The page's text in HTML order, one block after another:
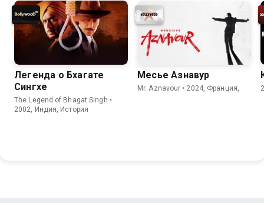
Легенда о Бхагате
Сингхе
The Legend of Bhagat Singh •
2002, Индия, История
Месье Азнавур
Mr. Aznavour • 2024, Франция,